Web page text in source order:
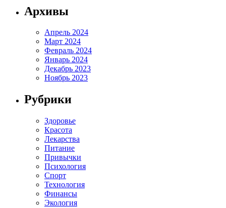
Архивы
Апрель 2024
Март 2024
Февраль 2024
Январь 2024
Декабрь 2023
Ноябрь 2023
Рубрики
Здоровье
Красота
Лекарства
Питание
Привычки
Психология
Спорт
Технология
Финансы
Экология